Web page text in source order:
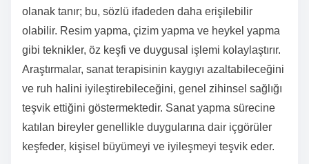
olanak tanır; bu, sözlü ifadeden daha erişilebilir
olabilir. Resim yapma, çizim yapma ve heykel yapma
gibi teknikler, öz keşfi ve duygusal işlemi kolaylaştırır.
Araştırmalar, sanat terapisinin kaygıyı azaltabileceğini
ve ruh halini iyileştirebileceğini, genel zihinsel sağlığı
teşvik ettiğini göstermektedir. Sanat yapma sürecine
katılan bireyler genellikle duygularına dair içgörüler
keşfeder, kişisel büyümeyi ve iyileşmeyi teşvik eder.